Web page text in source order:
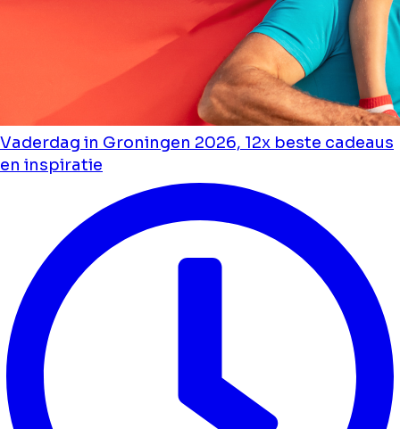
Vaderdag in Groningen 2026, 12x beste cadeaus
en inspiratie